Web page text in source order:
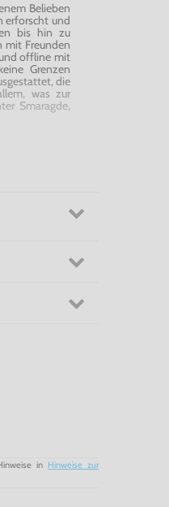
Belieben
erforscht und
bis hin zu
mit Freunden
offline mit
Grenzen
die
was zur
Smaragde,
in Hinweise zur